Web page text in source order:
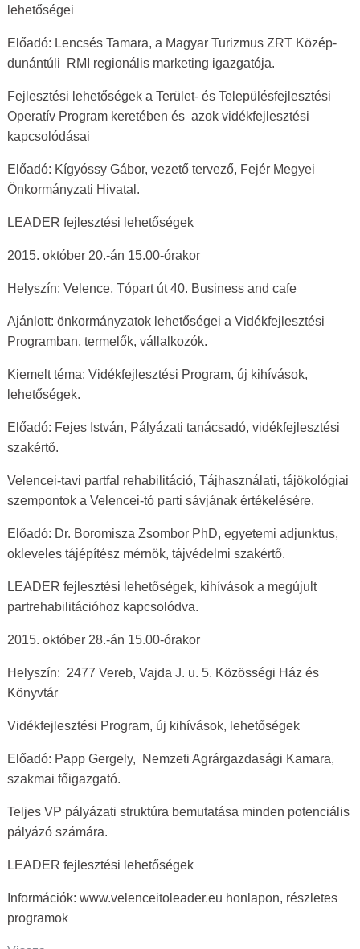
lehetőségei
Előadó: Lencsés Tamara, a Magyar Turizmus ZRT Közép-
dunántúli RMI regionális marketing igazgatója.
Fejlesztési lehetőségek a Terület- és Településfejlesztési
Operatív Program keretében és azok vidékfejlesztési
kapcsolódásai
Előadó: Kígyóssy Gábor, vezető tervező, Fejér Megyei
Önkormányzati Hivatal.
LEADER fejlesztési lehetőségek
2015. október 20.-án 15.00-órakor
Helyszín: Velence, Tópart út 40. Business and cafe
Ajánlott: önkormányzatok lehetőségei a Vidékfejlesztési
Programban, termelők, vállalkozók.
Kiemelt téma: Vidékfejlesztési Program, új kihívások,
lehetőségek.
Előadó: Fejes István, Pályázati tanácsadó, vidékfejlesztési
szakértő.
Velencei-tavi partfal rehabilitáció, Tájhasználati, tájökológiai
szempontok a Velencei-tó parti sávjának értékelésére.
Előadó: Dr. Boromisza Zsombor PhD, egyetemi adjunktus,
okleveles tájépítész mérnök, tájvédelmi szakértő.
LEADER fejlesztési lehetőségek, kihívások a megújult
partrehabilitációhoz kapcsolódva.
2015. október 28.-án 15.00-órakor
Helyszín: 2477 Vereb, Vajda J. u. 5. Közösségi Ház és
Könyvtár
Vidékfejlesztési Program, új kihívások, lehetőségek
Előadó: Papp Gergely, Nemzeti Agrárgazdasági Kamara,
szakmai főigazgató.
Teljes VP pályázati struktúra bemutatása minden potenciális
pályázó számára.
LEADER fejlesztési lehetőségek
Információk: www.velenceitoleader.eu honlapon, részletes
programok